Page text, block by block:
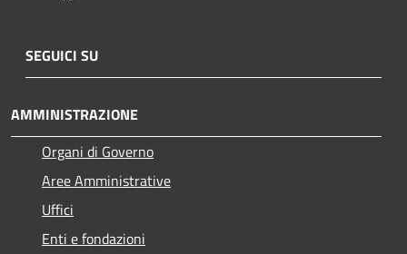
SEGUICI SU
AMMINISTRAZIONE
Organi di Governo
Aree Amministrative
Uffici
Enti e fondazioni